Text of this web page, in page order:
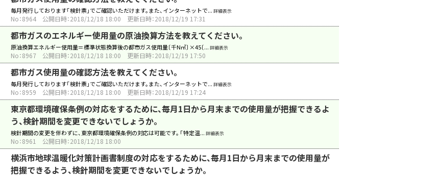
毎月発行しております「検針票」でご確認いただけます。また、インターネットで... 詳細表示
No：8964 公開日時：2018/12/18 18:00 更新日時：2018/12/19 17:31
都市ガスのエネルギー使用量の原油換算方法を教えてください。
原油換算エネルギー使用量＝標準状態換算後の都市ガス使用量〔千N㎥〕×45〔... 詳細表示
No：8967 公開日時：2018/12/18 18:00 更新日時：2018/12/19 17:50
都市ガス使用量の確認方法を教えてください。
毎月発行しております「検針票」でご確認いただけます。また、インターネットで... 詳細表示
No：8959 公開日時：2018/12/18 18:00 更新日時：2018/12/19 17:24
東京都環境確保条例の対応をするために、毎月1日から月末までの使用量が把握できるよ
う、検針期間を変更できないでしょうか。
検針期間の変更を伴わずに、東京都環境確保条例の対応は可能です。 「特定温... 詳細表示
No：8961 公開日時：2018/12/18 18:00
横浜市地球温暖化対策計画書制度の対応をするために、毎月1日から月末までの使用量が
把握できるよう、検針期間を変更できないでしょうか。